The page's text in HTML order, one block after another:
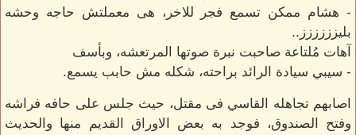
- هشام ممكن تسمع فجر للاخر، هى معملتش حاجه وحشه
بليزززززز..
آهات مُلتاعة صاحبت نبرة صوتها المرتعشه، وبأسف
- سيبي سيادة الرائد براحته، شكله مش حابب يسمع.
اصابهم تجاهله القاسي فى مقتل، حيث جلس على حافه فراشه
وفتح الصندوق، فوجد به بعض الاوراق القديم منها والحديث